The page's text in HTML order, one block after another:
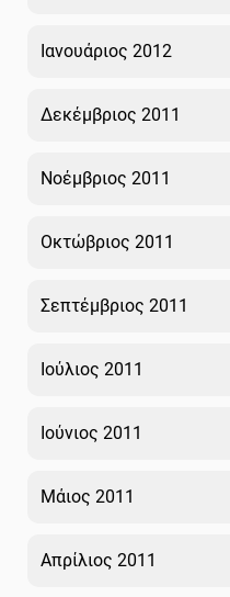
Ιανουάριος 2012
Δεκέμβριος 2011
Νοέμβριος 2011
Οκτώβριος 2011
Σεπτέμβριος 2011
Ιούλιος 2011
Ιούνιος 2011
Μάιος 2011
Απρίλιος 2011